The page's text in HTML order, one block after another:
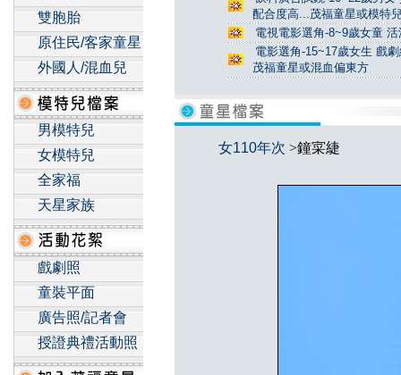
雙胞胎
原住民/客家童星
外國人/混血兒
男模特兒
女模特兒
全家福
天星家族
戲劇照
童裝平面
廣告照/記者會
授證典禮活動照
配合度高...茂福童星或模特
電視電影選角-8~9歲女童
電影選角-15~17歲女生 戲
茂福童星或混血偏東方
女110年次 >鐘寀緁